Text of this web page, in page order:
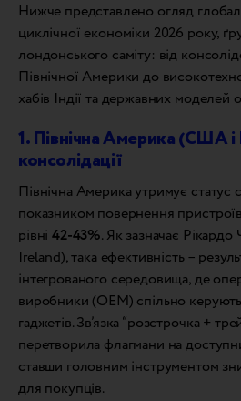
Нижче представлено огляд
циклічної економіки 2026 року,
лондонського саміту: від
Північної Америки до
хабів Індії та державних моделей
1. Північна Америка (США
консолідації
Північна Америка утримує статус
показником повернення
рівні42-43%. Як зазначає
Ireland), така ефективність –
інтегрованого середовища, де
виробники (OEM) спільно
гаджетів. Зв’язка “розстрочка +
перетворила флагмани на
ставши головним інструментом
для покупців.